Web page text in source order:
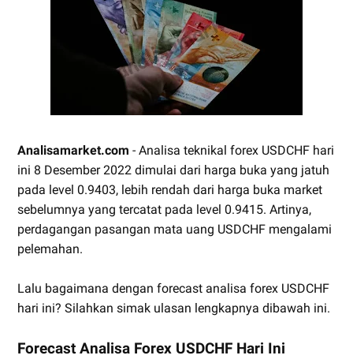
Analisamarket.com - Analisa teknikal forex USDCHF hari
ini 8 Desember 2022 dimulai dari harga buka yang jatuh
pada level 0.9403, lebih rendah dari harga buka market
sebelumnya yang tercatat pada level 0.9415. Artinya,
perdagangan pasangan mata uang USDCHF mengalami
pelemahan.
Lalu bagaimana dengan forecast analisa forex USDCHF
hari ini? Silahkan simak ulasan lengkapnya dibawah ini.
Forecast Analisa Forex USDCHF Hari Ini